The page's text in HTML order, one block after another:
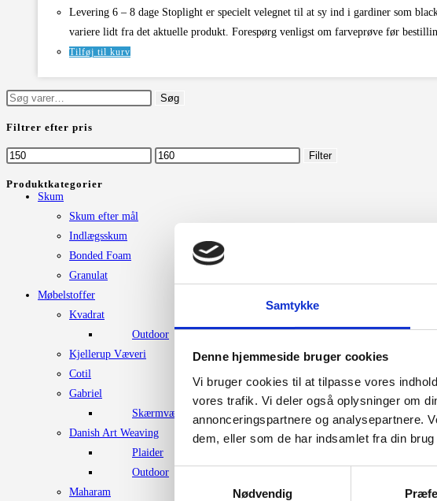
Samtykke
Denne hjemmeside bruger cookies
Vi bruger cookies til at tilpasse vores
vores trafik. Vi deler også oplysninger om
annonceringspartnere og analysepartnere.
dem, eller som de har indsamlet fra din
Nødvendig
Levering 6 – 8 dage Stoplight er specielt velegnet til at sy ind i gardiner som
variere lidt fra det aktuelle produkt. Forespørg venligst om farveprøve før
Tilføj til kurv
Søg
Søg
Filtrer efter pris
Mindste
Højeste
Filter
Produktkategorier
Skum
Skum efter mål
Indlægsskum
Bonded Foam
Granulat
Møbelstoffer
Kvadrat
Outdoor
Kjellerup Væveri
Cotil
Gabriel
Skærmvægstof
Danish Art Weaving
Plaider
Outdoor
Maharam